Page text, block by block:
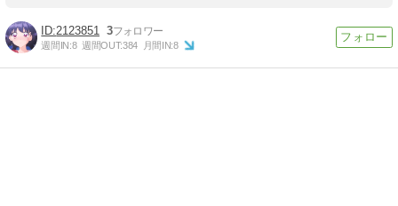
2123851 3
週間IN:8 週間OUT:384 月間IN:8